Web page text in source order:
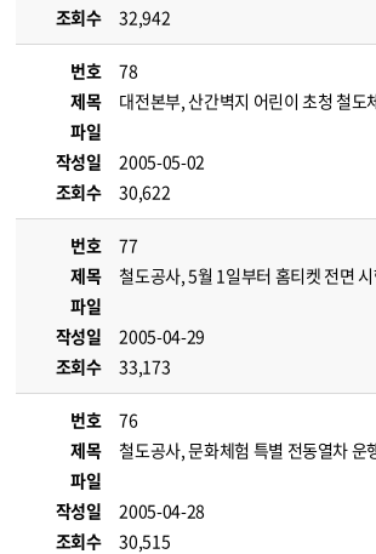
조회수
32,942
번호
78
제목
대전본부, 산간벽지 어린이 초청 철도
파일
작성일
2005-05-02
조회수
30,622
번호
77
제목
철도공사, 5월 1일부터 홈티켓 전면
파일
작성일
2005-04-29
조회수
33,173
번호
76
제목
철도공사, 문화체험 특별 전동열차 운
파일
작성일
2005-04-28
조회수
30,515